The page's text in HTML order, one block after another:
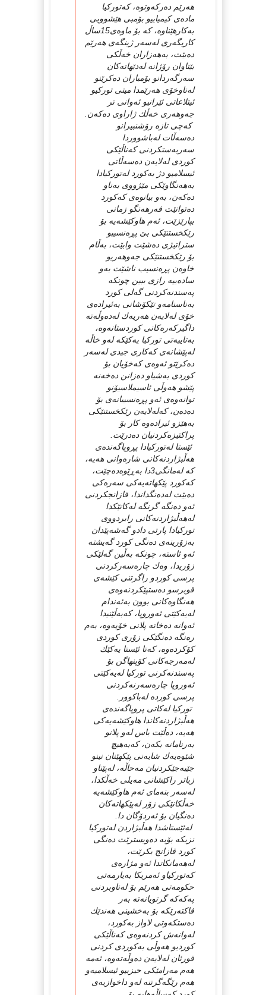
هەرێم دەركەوتوە، كەتوركیا
مادەی كیمیاییو بۆمبی هێشوویی
بەكارهێناوە، كە بۆ ماوەی15ساڵ
كاریگەری لەسەر ژینگەی هەرێم
دەبێت، بەهەزاران خەڵكی
بێتاوان رۆژانە لەدێهاتەكان
سەرگەردانو بۆمباران دەكرێنو
لەناوخۆی هەرێمدا میتی توركیو
ئیتلاعاتی ئێرانیو ئەوانی تر
جەوهەری خەڵك ژاراوی دەكەن.
كەچی تازە رۆشنبیرانو
دەسەڵات لەباشووردا
سەربەستكردنی كەناڵێكی
كوردی لەلایەن دەسەڵاتی
ئیسلامیو دژ بەكورد لەتوركیادا
بەهەنگاوێكی مێژووی بەناو
دەكەن، بەو بیانوەی كەكورد
دەتوانێت فەرهەنگو زمانی
بپارێزێت، ئەم هاوكێشەیە بۆ
رێكخستنێكی بێ پڕەنسیبو
ستراتیژی دەشێت وابێت، بەڵام
بۆ رێكخستنێكی جەوهەریو
خاوەن پڕەنسیب ناشێت بەو
سادەییە رازی ببین چونكە
پەسندنەكردنی گەلی كورد
بەناسنامەو تێكۆشانی بەئیرادەی
خۆی لەلایەن هەریەك لەدەوڵەتە
داگیركەرەكانی كوردستانەوە،
بەتاییەتی توركیا یەكێكە لەو خاڵە
لەپێشانەی كەكاری جیدی لەسەر
دەكرێتو ئەوەی كەخۆیان بۆ
كوردی بەشیاو دەزانن دەخەنە
پێشو هەوڵی ئاسیملاسیۆنو
توانەوەی ئەو پڕەنسیبانەی بۆ
دەدەن، كەلەلایەن رێكخستنێكی
بەهێزو ئیرادەوە كار بۆ
پراكتیزەكردنیان دەدرێت.
ئێستا لەتوركیادا پڕوپاگەندەی
هەڵبژاردنەكانی شارەوانی هەیە،
كە لەمانگی3دا بەڕێوەدەچێت،
كەكورد پێكهاتەیەكی سەرەكی
دەبێت لەدەنگداندا، قازانجكردنی
ئەو دەنگە گرنگە لەكاتێكدا
لەهەڵبژاردنەكانی رابردووی
توركیادا پارتی دادو گەشەپێدان
بەزۆرینەی دەنگی كورد گەیشتە
ئەو ئاستە، چونكە بەڵین گەلێكی
زۆریدا، وەك چارەسەركردنی
پرسی كوردو راگرتنی كێشەی
قوبرسو دەستپێكردنەوەی
هەنگاوەكانی بوون بەئەندام
لەیەكێتی ئەوروپا، كەبەڵێنیدا
ئەوانە دەخاتە پلانی خۆیەوە، بەم
رەنگە دەنگێكی زۆری كوردی
كۆكردەوە، كەتا ئێستا یەكێك
لەمەرجەكانی كۆپنهاگن بۆ
پەسندنەكرنی توركیا لەیەكێتی
ئەوروپا چارەسەرنەكردنی
پرسی كوردە لەباكوور.
توركیا لەكاتی پروپاگەندەی
هەڵبژاردنەكاندا هاوكێشەیەكی
هەیە، دەڵێت باس لەو پلانو
بەرنامانە بكەن، كەبەهیچ
شێوەیەك شایەنی پێكهێنان نینو
جێبەجێكردنیان مەحاڵە، لەپێناو
زیاتر راكێشانی مەیلی خەڵكدا،
لەسەر بنەمای ئەم هاوكێشەیە
خەڵكانێكی زۆر لەپێكهاتەكان
دەنگیان بۆ ئەردۆگان دا.
لەئێستاشدا هەڵبژاردن لەتوركیا
نزیكە بۆیە دەویسترێت دەنگی
كورد قازانج بكرێت،
لەهەمانكاتدا ئەو مژارەی
كەتوركیاو ئەمریكا بەیارمەتی
حكومەتی هەرێم بۆ لەناوبردنی
پەكەكە گرتویانەتە بەر
فاكتەرێكە بۆ بەخشینی هەندێك
دەستكەوتی لاواز بەكورد،
لەوانەش كردنەوەی كەناڵێكی
كوردیو هەوڵی بەكوردی كردنی
قورئان لەلایەن دەوڵەتەوە، ئەمە
هەم مەرامێكی حیزبیو ئیسلامیەو
هەم رێگەگرتنە لەو داخوازیەی